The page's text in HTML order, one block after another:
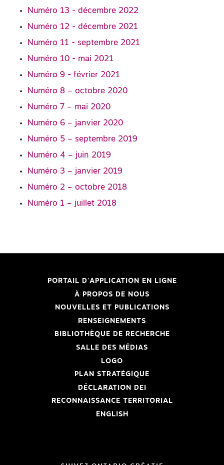
Numéro 13 - décembre 2022
Numéro 12 - décembre 2021
Numéro 11 - septembre 2021
Numéro 10 - mai 2021
Numéro 9 - février 2021
Numéro 8 – octobre 2020
Numéro 7 – mai 2020
Numéro 6 – janvier 2020
Numéro 5 – septembre 2019
Numéro 4 – juin 2019
Numéro 3 – janvier 2019
Numéro 2 – octobre 2018
Numéro 1 – juillet 2018
PORTAIL D'APPLICATION EN LIGNE
À PROPOS DE NOUS
NOUVELLES ET PUBLICATIONS
RENSEIGNEMENTS
BIBLIOTHÈQUE DE RECHERCHE
SALLE DES MÉDIAS
LOGO
PLAN STRATÉGIQUE
DÉCLARATION DEI
RECONNAISSANCE TERRITORIAL
ENGLISH